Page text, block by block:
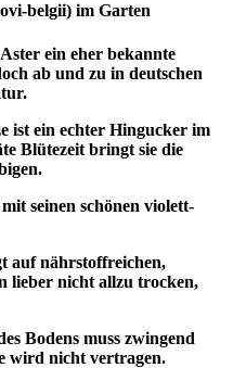
belgii) im Garten
ein eher bekannte
ab und zu in deutschen
ist ein echter Hingucker im
Blütezeit bringt sie die
seinen schönen violett-
auf nährstoffreichen,
lieber nicht allzu trocken,
Bodens muss zwingend
wird nicht vertragen.